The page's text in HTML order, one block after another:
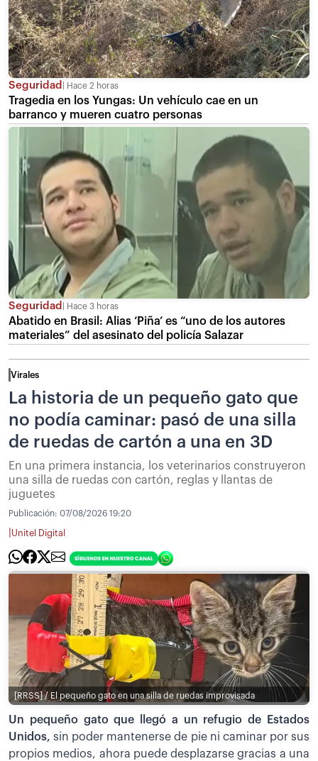
Seguridad Hace 2 horas
Tragedia en los Yungas: Un vehículo cae en un
barranco y mueren cuatro personas
Seguridad Hace 3 horas
Abatido en Brasil: Alias ‘Piña’ es “uno de los autores
materiales” del asesinato del policía Salazar
Virales
La historia de un pequeño gato que
no podía caminar: pasó de una silla
de ruedas de cartón a una en 3D
En una primera instancia, los veterinarios construyeron
una silla de ruedas con cartón, reglas y llantas de
juguetes
Publicación: 07/08/2026 19:20
Unitel Digital
[RRSS] / El pequeño gato en una silla de ruedas improvisada
Un pequeño gato que llegó a un refugio de Estados
Unidos,sin poder mantenerse de pie ni caminar por sus
propios medios, ahora puede desplazarse gracias a una